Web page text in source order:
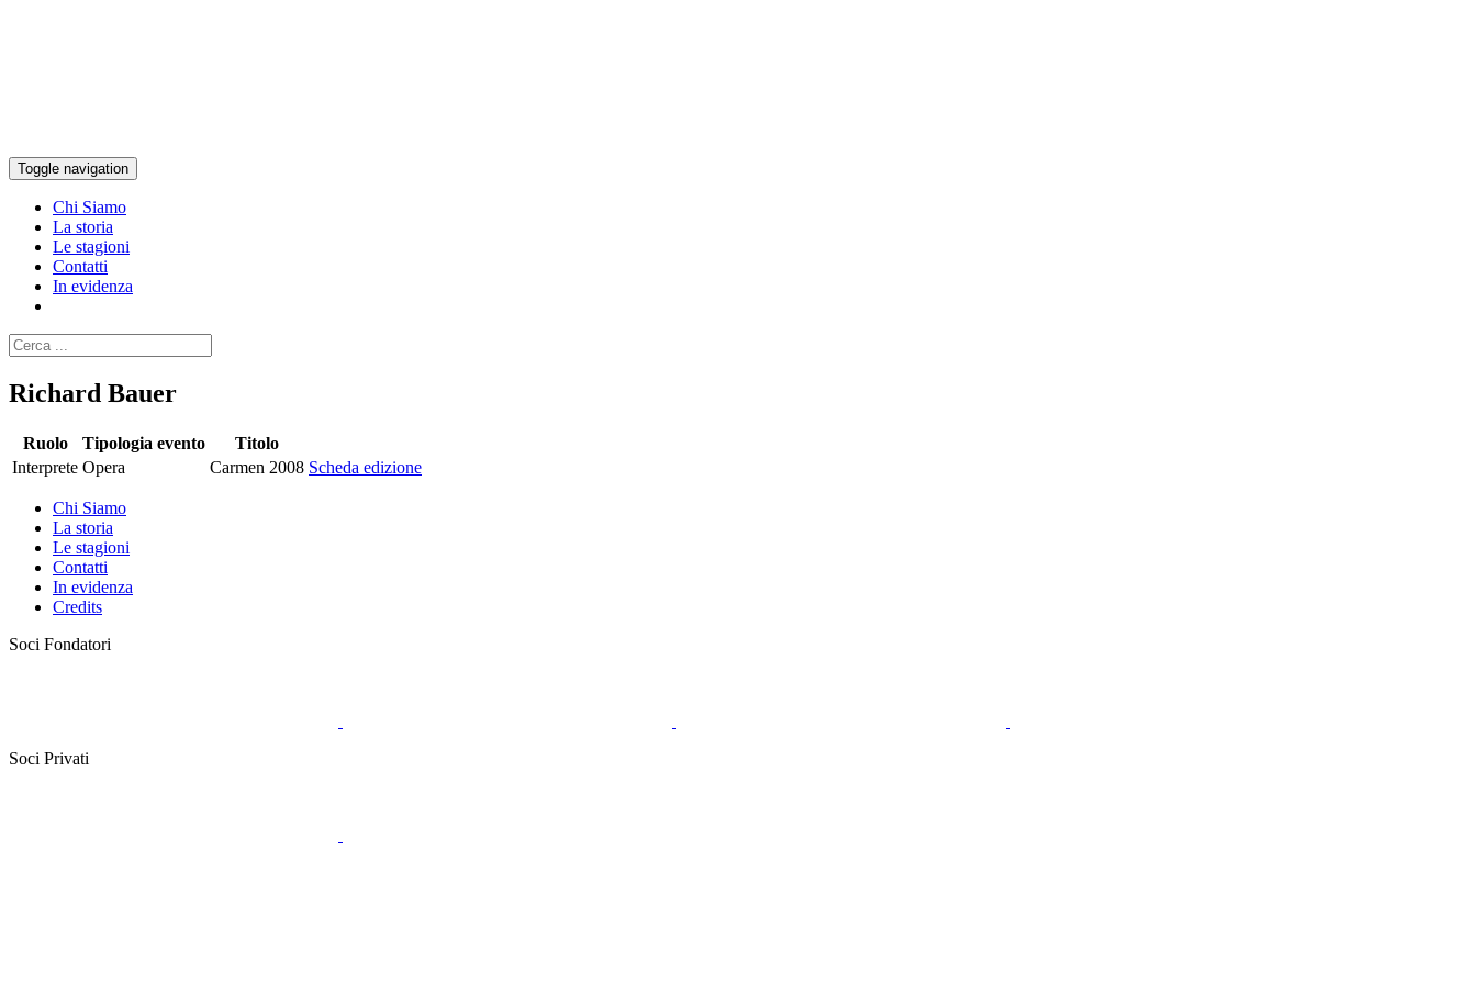
Toggle navigation
Chi Siamo
La storia
Le stagioni
Contatti
In evidenza
Richard Bauer
Ruolo Tipologia evento
Titolo
Interprete Opera Carmen 2008 Scheda edizione
Chi Siamo
La storia
Le stagioni
Contatti
In evidenza
Credits
Soci Fondatori
Soci Privati